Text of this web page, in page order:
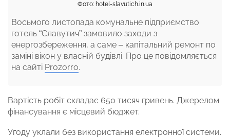
Фото: hotel-slavutich.in.ua
Восьмого листопада комунальне підприємство
готель “Славутич” замовило заходи з
енергозбереження, а саме – капітальний ремонт по
заміні вікон у власній будівлі. Про це повідомляється
на сайті Prozorro.
Вартість робіт складає 650 тисяч гривень. Джерелом
фінансування є місцевий бюджет.
Угоду уклали без використання електронної системи.